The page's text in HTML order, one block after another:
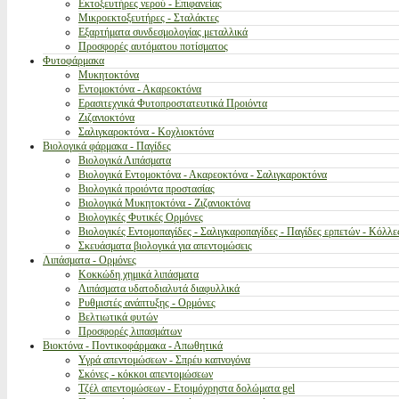
Εκτοξευτήρες νερού - Επιφανείας
Μικροεκτοξευτήρες - Σταλάκτες
Εξαρτήματα συνδεσμολογίας μεταλλικά
Προσφορές αυτόματου ποτίσματος
Φυτοφάρμακα
Μυκητοκτόνα
Εντομοκτόνα - Ακαρεοκτόνα
Ερασιτεχνικά Φυτοπροστατευτικά Προιόντα
Ζιζανιοκτόνα
Σαλιγκαροκτόνα - Κοχλιοκτόνα
Βιολογικά φάρμακα - Παγίδες
Βιολογικά Λιπάσματα
Βιολογικά Εντομοκτόνα - Ακαρεοκτόνα - Σαλιγκαροκτόνα
Βιολογικά προιόντα προστασίας
Βιολογικά Μυκητοκτόνα - Ζιζανιοκτόνα
Βιολογικές Φυτικές Ορμόνες
Βιολογικές Εντομοπαγίδες - Σαλιγκαροπαγίδες - Παγίδες ερπετών -
Σκευάσματα βιολογικά για απεντομώσεις
Λιπάσματα - Ορμόνες
Κοκκώδη χημικά λιπάσματα
Λιπάσματα υδατοδιαλυτά διαφυλλικά
Ρυθμιστές ανάπτυξης - Ορμόνες
Βελτιωτικά φυτών
Προσφορές λιπασμάτων
Βιοκτόνα - Ποντικοφάρμακα - Απωθητικά
Υγρά απεντομώσεων - Σπρέυ καπνογόνα
Σκόνες - κόκκοι απεντομώσεων
Τζέλ απεντομώσεων - Ετοιμόχρηστα δολώματα gel